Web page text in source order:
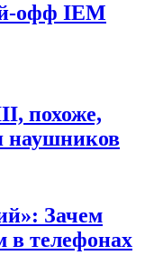
офф IEM
похоже,
наушников
Зачем
в телефонах